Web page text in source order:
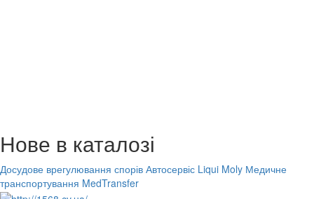
Нове в каталозі
Досудове врегулювання спорів Автосервіс Liqui Moly Медичне
транспортування MedTransfer